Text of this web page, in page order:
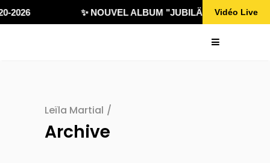
2026 ✨ NOUVEL ALBUM "JUBILÄ 432"Vidéo Live
Leïla Martial /
Archive